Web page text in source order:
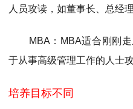
人员攻读，如董事长、总经
MBA：MBA适合刚刚走
于从事高级管理工作的人士攻
培养目标不同